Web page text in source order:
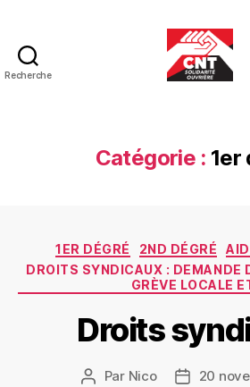
Recherche
Catégorie : 1er
1ER DÉGRÉ 2ND DÉGRÉ
DROITS SYNDICAUX : DEMANDE
GRÈVE LOCALE
Droits
Auteur
Par Nico
Date
20